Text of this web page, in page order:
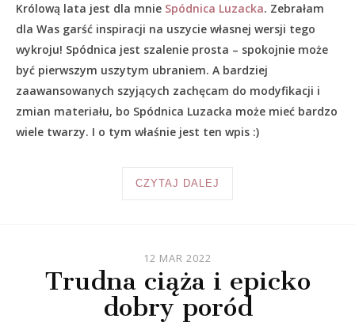
Królową lata jest dla mnie Spódnica Luzacka. Zebrałam
dla Was garść inspiracji na uszycie własnej wersji tego
wykroju! Spódnica jest szalenie prosta – spokojnie może
być pierwszym uszytym ubraniem. A bardziej
zaawansowanych szyjących zachęcam do modyfikacji i
zmian materiału, bo Spódnica Luzacka może mieć bardzo
wiele twarzy. I o tym właśnie jest ten wpis :)
CZYTAJ DALEJ
12 MAR 2022
Trudna ciąża i epicko
dobry poród